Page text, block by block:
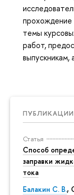
ПУБЛИКАЦИИ
Статья
Способ
заправки
тока
Балакин С. В.,
прохождение
темы
работ,
выпускникам,